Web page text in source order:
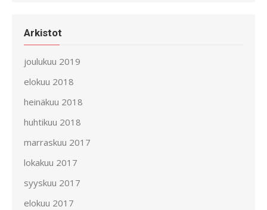
Arkistot
joulukuu 2019
elokuu 2018
heinäkuu 2018
huhtikuu 2018
marraskuu 2017
lokakuu 2017
syyskuu 2017
elokuu 2017